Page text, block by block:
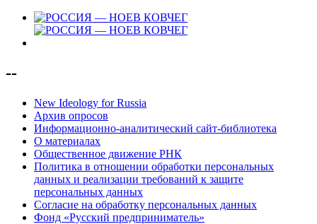
--
New Ideology for Russia
Архив опросов
Информационно-аналитический сайт-библиотека
О материалах
Общественное движение РНК
Политика в отношении обработки персональных
данных и реализации требований к защите
персональных данных
Согласие на обработку персональных данных
Фонд «Русский предприниматель»